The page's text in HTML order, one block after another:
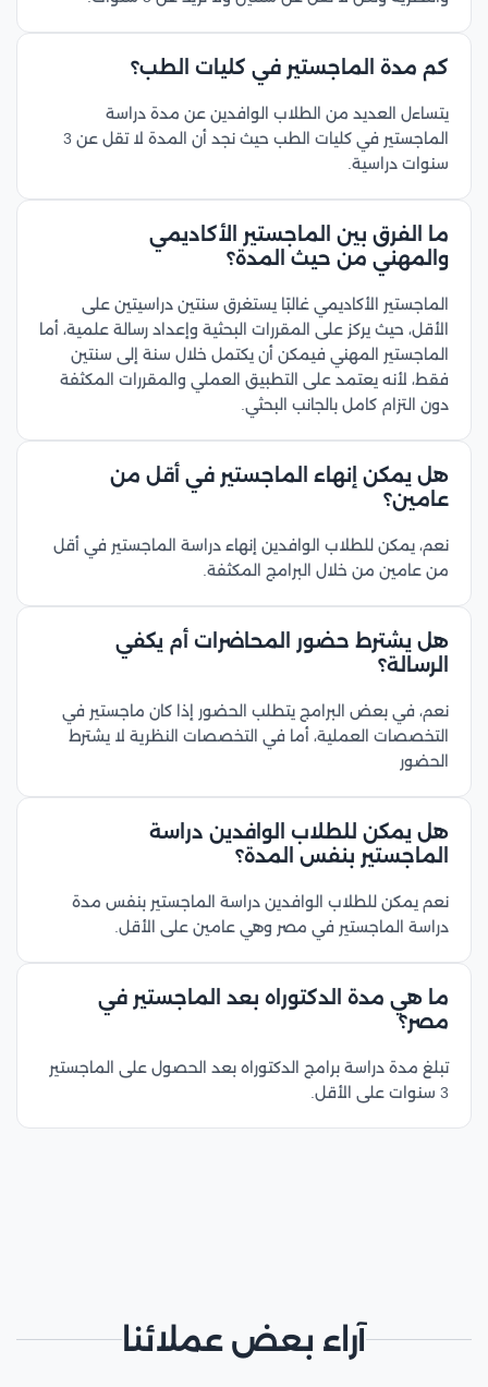
كم مدة الماجستير في كليات الطب؟
يتساءل العديد من الطلاب الوافدين عن مدة دراسة
الماجستير في كليات الطب حيث نجد أن المدة لا تقل عن 3
سنوات دراسية.
ما الفرق بين الماجستير الأكاديمي
والمهني من حيث المدة؟
الماجستير الأكاديمي غالبًا يستغرق سنتين دراسيتين على
الأقل، حيث يركز على المقررات البحثية وإعداد رسالة علمية، أما
الماجستير المهني فيمكن أن يكتمل خلال سنة إلى سنتين
فقط، لأنه يعتمد على التطبيق العملي والمقررات المكثفة
دون التزام كامل بالجانب البحثي.
هل يمكن إنهاء الماجستير في أقل من
عامين؟
نعم، يمكن للطلاب الوافدين إنهاء دراسة الماجستير في أقل
من عامين من خلال البرامج المكثفة.
هل يشترط حضور المحاضرات أم يكفي
الرسالة؟
نعم، في بعض البرامج يتطلب الحضور إذا كان ماجستير في
التخصصات العملية، أما في التخصصات النظرية لا يشترط
الحضور
هل يمكن للطلاب الوافدين دراسة
الماجستير بنفس المدة؟
نعم يمكن للطلاب الوافدين دراسة الماجستير بنفس مدة
دراسة الماجستير في مصر وهي عامين على الأقل.
ما هي مدة الدكتوراه بعد الماجستير في
مصر؟
تبلغ مدة دراسة برامج الدكتوراه بعد الحصول على الماجستير
3 سنوات على الأقل.
آراء بعض عملائنا